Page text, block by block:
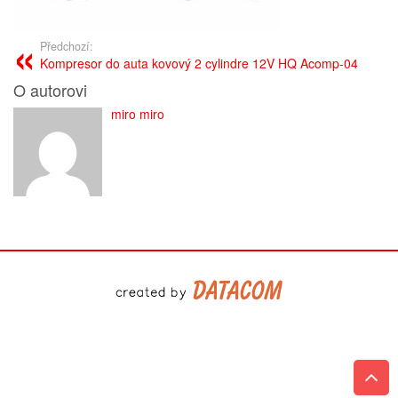
Předchozí:
Kompresor do auta kovový 2 cylindre 12V HQ Acomp-04
O autorovi
miro miro